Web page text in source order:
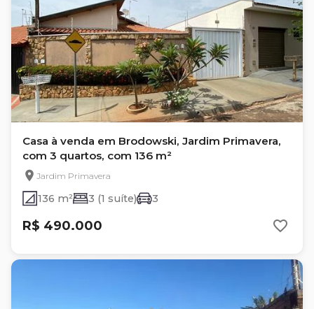
Casa à venda em Brodowski, Jardim Primavera,
com 3 quartos, com 136 m²
Jardim Primavera
136 m² 3 (1 suíte) 3
R$ 490.000